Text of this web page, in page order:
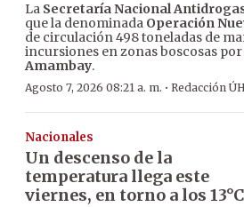
La Secretaría Nacional
que la denominada Operación
de circulación 498 toneladas de
incursiones en zonas boscosas
Amambay.
Agosto 7, 2026 08:21 a. m. · Redacción ÚH
Nacionales
Un descenso de la
temperatura llega este
viernes, en torno a los 13°C